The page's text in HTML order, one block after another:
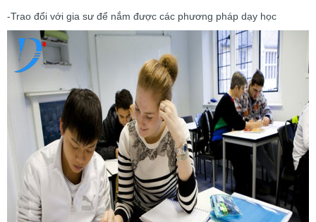
-Trao đổi với gia sư để nắm được các phương pháp dạy học